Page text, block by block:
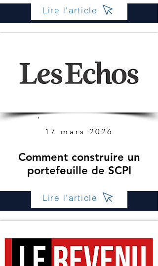
Lire l'article
17 mars 2026
Comment construire un
portefeuille de SCPI
Lire l'article